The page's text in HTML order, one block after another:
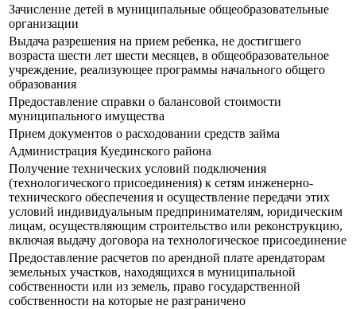
Зачисление детей в муниципальные общеобразовательные
организации
Выдача разрешения на прием ребенка, не достигшего
возраста шести лет шести месяцев, в общеобразовательное
учреждение, реализующее программы начального общего
образования
Предоставление справки о балансовой стоимости
муниципального имущества
Прием документов о расходовании средств займа
Администрация Куединского района
Получение технических условий подключения
(технологического присоединения) к сетям инженерно-
технического обеспечения и осуществление передачи этих
условий индивидуальным предпринимателям, юридическим
лицам, осуществляющим строительство или реконструкцию,
включая выдачу договора на технологическое присоединение
Предоставление расчетов по арендной плате арендаторам
земельных участков, находящихся в муниципальной
собственности или из земель, право государственной
собственности на которые не разграничено